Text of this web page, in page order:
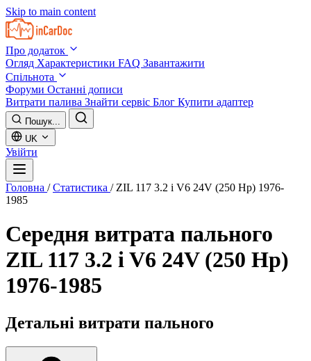
Skip to main content
Про додаток
Огляд Характеристики FAQ Завантажити
Спільнота
Форуми Останні дописи
Витрати палива Знайти сервіс Блог Купити адаптер
Пошук...
UK
Увійти
Головна / Статистика / ZIL 117 3.2 i V6 24V (250 Hp) 1976-
1985
Середня витрата пального
ZIL 117 3.2 i V6 24V (250 Hp)
1976-1985
Детальні витрати пального